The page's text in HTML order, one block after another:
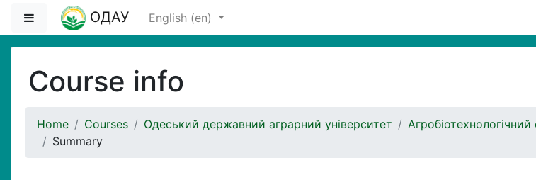
Skip to main content
Side panel ОДАУ English ‎(en)‎
Course info
Home Courses Одеський державний аграрний університет Агробіотехнологічний
Summary